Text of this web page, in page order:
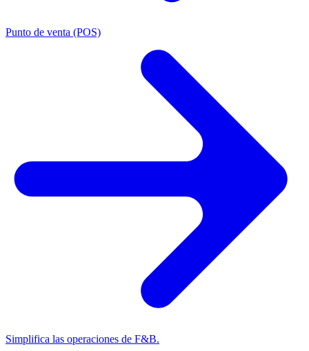
Punto de venta (POS)
Simplifica las operaciones de F&B.